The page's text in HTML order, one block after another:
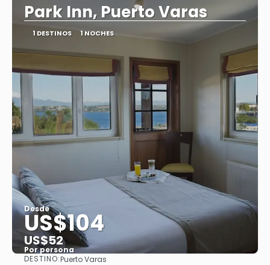
Park Inn, Puerto Varas
1 DESTINOS 1 NOCHES
Desde
US$104
US$52
Por persona
DESTINO:Puerto Varas